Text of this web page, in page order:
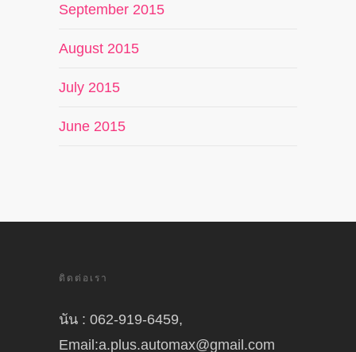
September 2015
August 2015
July 2015
June 2015
ติดต่อเรา
นัน : 062-919-6459,
Email:a.plus.automax@gmail.com